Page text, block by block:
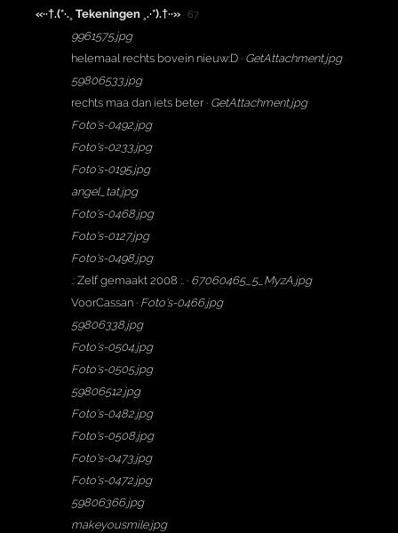
«··†.(*·.¸ Tekeningen ¸.·*).†··»
· 67
9961575.jpg
helemaal rechts bovein nieuw:D · GetAttachment.jpg
59806533.jpg
rechts maa dan iets beter · GetAttachment.jpg
Foto's-0492.jpg
Foto's-0233.jpg
Foto's-0195.jpg
angel_tat.jpg
Foto's-0468.jpg
Foto's-0127.jpg
Foto's-0498.jpg
.: Zelf gemaakt 2008 :. · 67060465_5_MyzA.jpg
VoorCassan · Foto's-0466.jpg
59806338.jpg
Foto's-0504.jpg
Foto's-0505.jpg
59806512.jpg
Foto's-0482.jpg
Foto's-0508.jpg
Foto's-0473.jpg
Foto's-0472.jpg
59806366.jpg
makeyousmile.jpg